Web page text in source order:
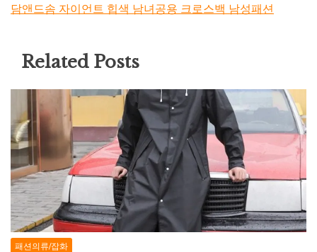
담앤드솜 자이언트 힙색 남녀공용 크로스백 남성패션
Related Posts
패션의류/잡화